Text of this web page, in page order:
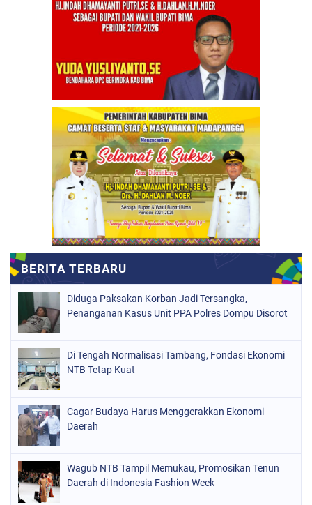
Diduga Paksakan Korban Jadi Tersangka,
Penanganan Kasus Unit PPA Polres Dompu Disorot
Di Tengah Normalisasi Tambang, Fondasi Ekonomi
NTB Tetap Kuat
Cagar Budaya Harus Menggerakkan Ekonomi
Daerah
Wagub NTB Tampil Memukau, Promosikan Tenun
Daerah di Indonesia Fashion Week